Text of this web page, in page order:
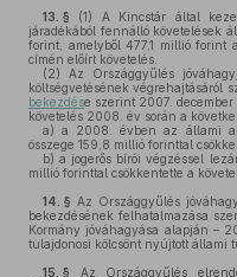
13. § (1)
A Kincstár által
járadékából fennálló követelések
forint, amelyből 477,1 millió forint
címén előírt követelés.
(2) Az Országgyűlés
költségvetésének végrehajtásáról
bekezdése szerint 2007.
követelés 2008. év során a
a) a 2008. évben az állami
összege 159,8 millió forinttal
b) a jogerős bírói végzéssel
millió forinttal csökkentette a
14. § Az Országgyűlés
bekezdésének felhatalmazása
Kormány jóváhagyása alapján –
tulajdonosi kölcsönt nyújtott állami
15. § Az Országgyűlés